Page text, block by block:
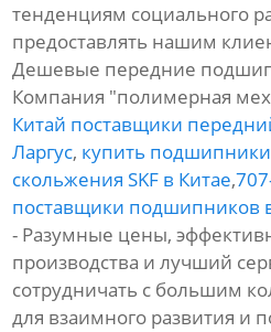
тенденциям социального
предоставлять нашим
Дешевые передние
Компания "полимерная
Китай поставщики
Ларгус, купить подшипники
скольжения SKF в Китае,
поставщики подшипников
- Разумные цены,
производства и лучший
сотрудничать с большим
для взаимного развития и